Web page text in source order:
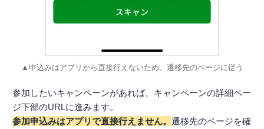
▲申込みはアプリから直接行えないため、遷移先のページに従う
参加したいキャンペーンがあれば、キャンペーンの詳細ペー
ジ下部のURLに進みます。
参加申込みはアプリで直接行えません。 遷移先のページを確